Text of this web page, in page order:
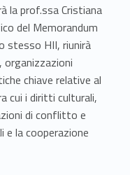
la prof.ssa Cristiana
del Memorandum
stesso HII, riunirà
chiave relative al
cui i diritti culturali,
di conflitto e
la cooperazione